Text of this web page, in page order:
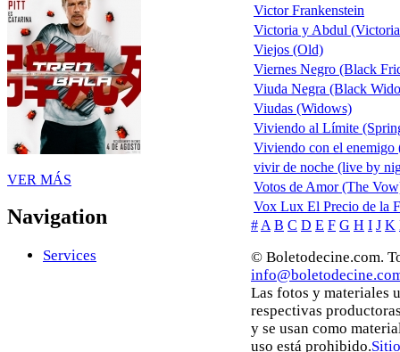
VER MÁS
Navigation
Services
Victor Frankenstein
Victoria y Abdul
Viejos (Old)
Viernes Negro (Black
Viuda Negra (Black
Viudas (Widows)
Viviendo al Límite
Viviendo con el enemigo
vivir de noche (live by
Votos de Amor (The
Vox Lux El Precio de la
# A B C D E F G H I J K
© Boletodecine.com.
Las fotos y materiales
respectivas
y se usan como
uso está prohibido.